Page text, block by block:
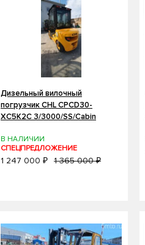
Дизельный вилочный
погрузчик CHL CPCD30-
XC5K2C 3/3000/SS/Cabin
В НАЛИЧИИ
СПЕЦПРЕДЛОЖЕНИЕ
1 247 000 ₽ 1 365 000 ₽